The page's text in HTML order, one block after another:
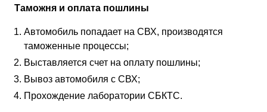
Таможня и оплата пошлины
Автомобиль попадает на СВХ, производятся
таможенные процессы;
Выставляется счет на оплату пошлины;
Вывоз автомобиля с СВХ;
Прохождение лаборатории СБКТС.